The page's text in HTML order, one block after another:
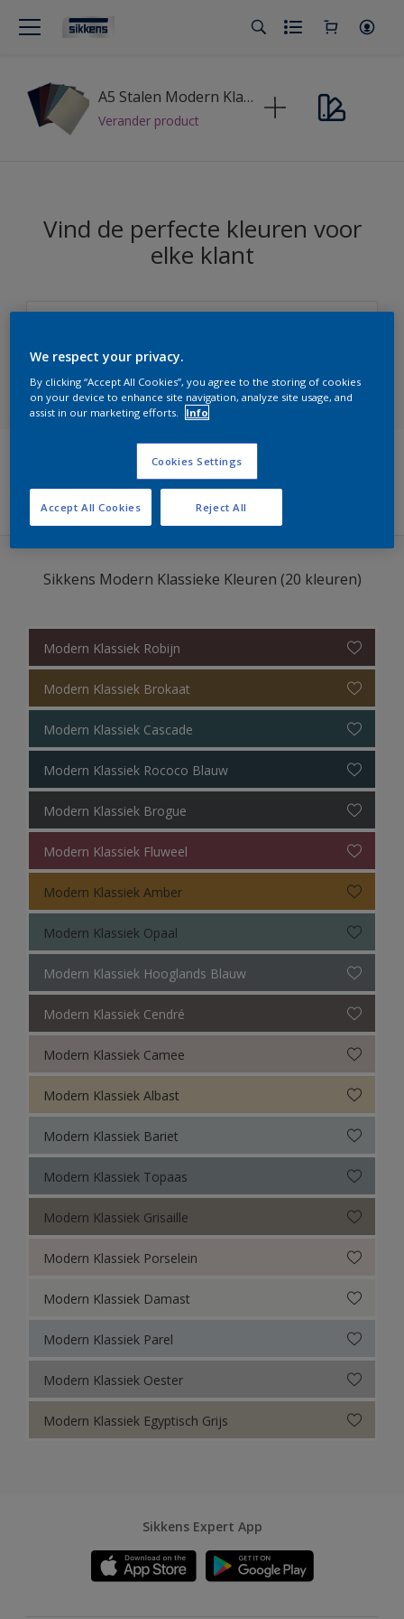
A5 Stalen Modern Klassiek
Verander product
Vind de perfecte kleuren voor
elke klant
Sikkens
Sikkens Modern Klassieke Kleuren
Filters
Sikkens Modern Klassieke Kleuren (20 kleuren)
Modern Klassiek Robijn
Modern Klassiek Brokaat
Modern Klassiek Cascade
Modern Klassiek Rococo Blauw
Modern Klassiek Brogue
Modern Klassiek Fluweel
Modern Klassiek Amber
Modern Klassiek Opaal
Modern Klassiek Hooglands Blauw
Modern Klassiek Cendré
Modern Klassiek Camee
Modern Klassiek Albast
Modern Klassiek Bariet
Modern Klassiek Topaas
Modern Klassiek Grisaille
Modern Klassiek Porselein
Modern Klassiek Damast
Modern Klassiek Parel
Modern Klassiek Oester
Modern Klassiek Egyptisch Grijs
Sikkens Expert App
We respect your privacy.
By clicking “Accept All Cookies”, you agree to the storing of cookies
on your device to enhance site navigation, analyze site usage, and
assist in our marketing efforts.
Info
Cookies Settings
Reject All
Accept All Cookies